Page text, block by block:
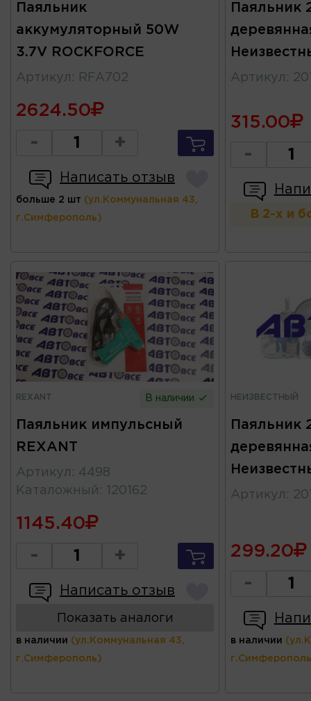
Паяльник
аккумуляторный 50W
3.7V ROCKFORCE
Артикул : RFA702
2624.50
- +
Написать отзыв
больше 2 шт (ул.Коммунальная 43,
г.Симферополь)
Паяльник
Артикул :
315.00
-
В 2-х и
REXANT В наличии
Паяльник импульсный
REXANT
Артикул : 4498
Каталожный : 120162
1145.40
- +
Написать отзыв
Показать аналоги
в наличии (ул.Коммунальная 43,
г.Симферополь)
НЕИЗВЕСТНЫЙ
Паяльник
Артикул :
299.20
-
в наличии